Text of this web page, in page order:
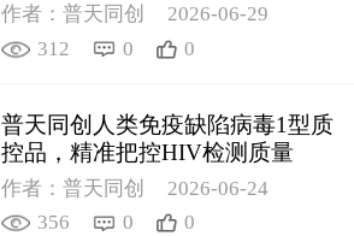
作者：普天同创
2026-06-29
312
0 0
普天同创人类免疫缺陷病毒1型质
控品，精准把控HIV检测质量
作者：普天同创
2026-06-24
356
0 0